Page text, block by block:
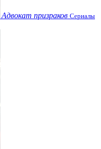
Адвокат призраков Сериалы